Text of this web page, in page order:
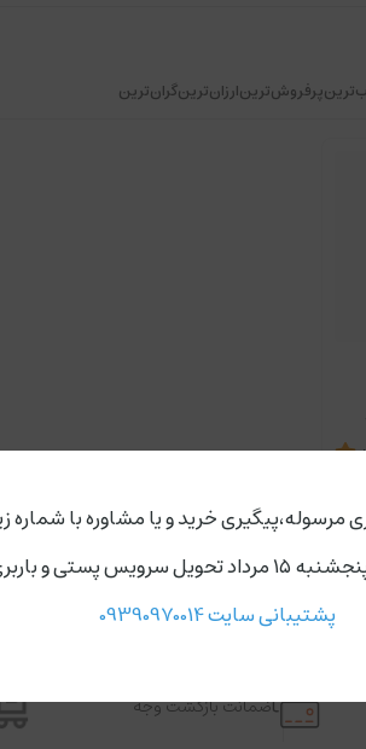
پرفروش‌ترینارزان‌ترینگران‌ترین
ضمانت بازگشت وجه
مرسوله،پیگیری خرید و یا مشاوره با شماره
ارسال ندارد.
پشتیبانی سایت 09390970014